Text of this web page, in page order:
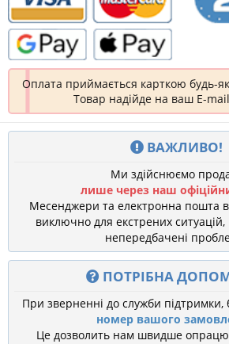
Оплата приймається карткою будь-
Товар надійде на ваш E-
ВАЖЛИВО!
Ми здійснюємо
лише через наш
Месенджери та електронна пошта
виключно для екстрених
непередбачені
ПОТРІБНА
При зверненні до служби підтримки,
номер вашого
Це дозволить нам швидше